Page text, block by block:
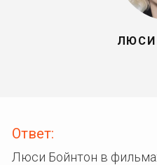
ЛЮСИ
Ответ:
Люси Бойнтон в